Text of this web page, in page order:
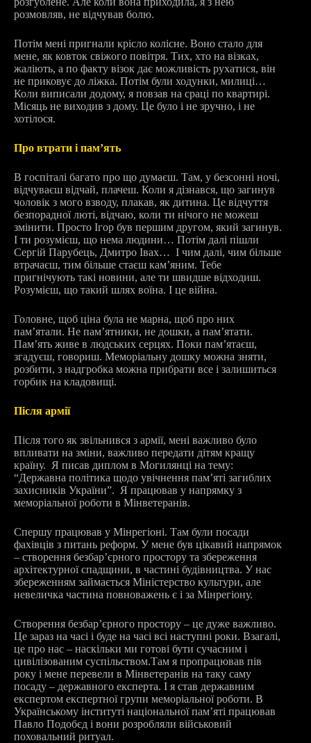
розмовляв, не відчував болю.
Потім мені пригнали крісло колісне. Воно стало для
мене, як ковток свіжого повітря. Тих, хто на візках,
жаліють, а по факту візок дає можливість рухатися, він
не приковує до ліжка. Потім були ходунки, милиці…
Коли виписали додому, я повзав на сраці по квартирі.
Місяць не виходив з дому. Це було і не зручно, і не
хотілося.
Про втрати і пам’ять
В госпіталі багато про що думаєш. Там, у безсонні ночі,
відчуваєш відчай, плачеш. Коли я дізнався, що загинув
чоловік з мого взводу, плакав, як дитина. Це відчуття
безпорадної люті, відчаю, коли ти нічого не можеш
змінити. Просто Ігор був першим другом, який загинув.
І ти розумієш, що нема людини… Потім далі пішли
Сергій Парубець, Дмитро Івах… І чим далі, чим більше
втрачаєш, тим більше стаєш кам’яним. Тебе
пригнічують такі новини, але ти швидше відходиш.
Розумієш, що такий шлях воїна. І це війна.
Головне, щоб ціна була не марна, щоб про них
пам’ятали. Не пам’ятники, не дошки, а пам’ятати.
Пам’ять живе в людських серцях. Поки пам’ятаєш,
згадуєш, говориш. Меморіальну дошку можна зняти,
розбити, з надгробка можна прибрати все і залишиться
горбик на кладовищі.
Після армії
Після того як звільнився з армії, мені важливо було
впливати на зміни, важливо передати дітям кращу
країну. Я писав диплом в Могилянці на тему:
“Державна політика щодо увічнення пам’яті загиблих
захисників України”. Я працював у напрямку з
меморіальної роботи в Мінветеранів.
Спершу працював у Мінрегіоні. Там були посади
фахівців з питань реформ. У мене був цікавий напрямок
– створення безбар’єрного простору та збереження
архітектурної спадщини, в частині будівництва. У нас
збереженням займається Міністерство культури, але
невеличка частина повноважень є і за Мінрегіону.
Створення безбар’єрного простору – це дуже важливо.
Це зараз на часі і буде на часі всі наступні роки. Взагалі,
це про нас – наскільки ми готові бути сучасним і
цивілізованим суспільством.Там я пропрацював пів
року і мене перевели в Мінветеранів на таку саму
посаду – державного експерта. І я став державним
експертом експертної групи меморіальної роботи. В
Українському інституті національної пам’яті працював
Павло Подобєд і вони розробляли військовий
поховальний ритуал.